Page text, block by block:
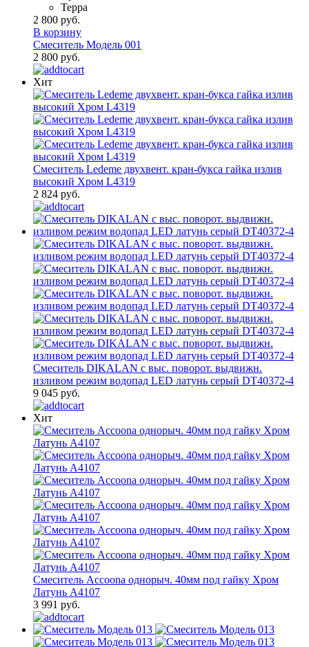
Терра
2 800 руб.
В корзину
Смеситель Модель 001
2 800 руб.
Хит
Смеситель Ledeme двухвент. кран-букса гайка излив
высокий Хром L4319
2 824 руб.
Смеситель DIKALAN с выс. поворот. выдвижн.
изливом режим водопад LED латунь серый DT40372-4
9 045 руб.
Хит
Смеситель Accoona однорыч. 40мм под гайку Хром
Латунь A4107
3 991 руб.